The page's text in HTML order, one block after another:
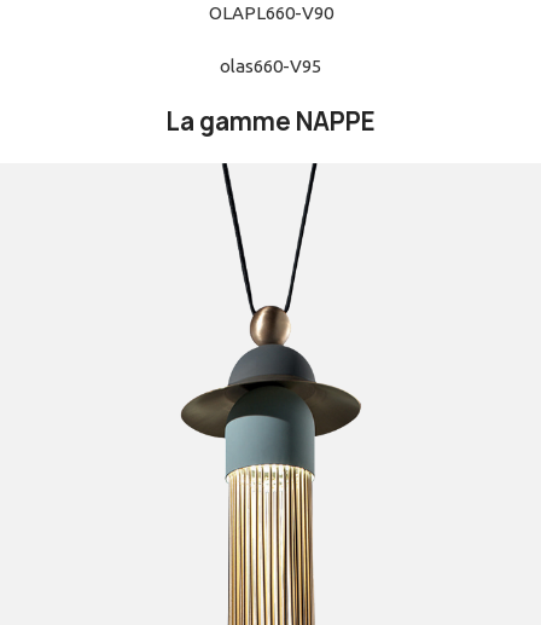
OLAPL660-V90
olas660-V95
La gamme NAPPE